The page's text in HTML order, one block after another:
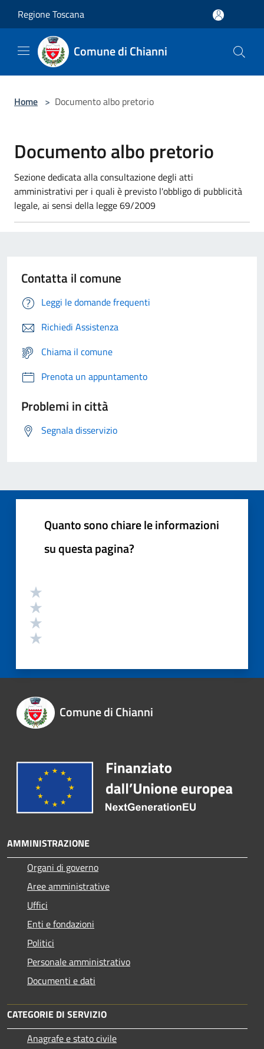
Regione Toscana
Comune di Chianni
Home > Documento albo pretorio
Documento albo pretorio
Sezione dedicata alla consultazione degli atti
amministrativi per i quali è previsto l'obbligo di pubblicità
legale, ai sensi della legge 69/2009
Contatta il comune
Leggi le domande frequenti
Richiedi Assistenza
Chiama il comune
Prenota un appuntamento
Problemi in città
Segnala disservizio
Quanto sono chiare le informazioni
su questa pagina?
Comune di Chianni
AMMINISTRAZIONE
Organi di governo
Aree amministrative
Uffici
Enti e fondazioni
Politici
Personale amministrativo
Documenti e dati
CATEGORIE DI SERVIZIO
Anagrafe e stato civile